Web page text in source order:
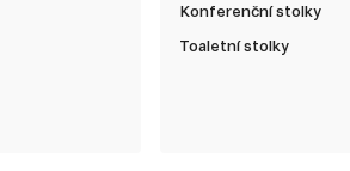
Konferenční stolky
Toaletní stolky